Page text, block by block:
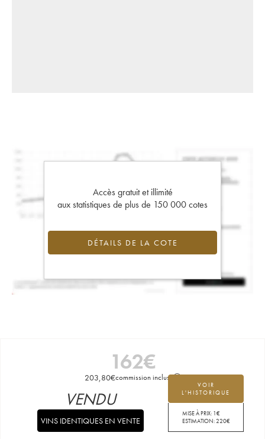
Accès gratuit et illimité
aux statistiques de plus de 150 000 cotes
DÉTAILS DE LA COTE
162€
203,80€commission incluse
VOIR
L'HISTORIQUE
MISE À PRIX: 1€
ESTIMATION:220€
VENDU
VINS IDENTIQUES EN VENTE